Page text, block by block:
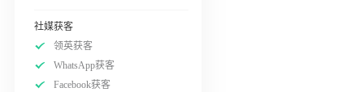
社媒获客
领英获客
WhatsApp获客
Facebook获客